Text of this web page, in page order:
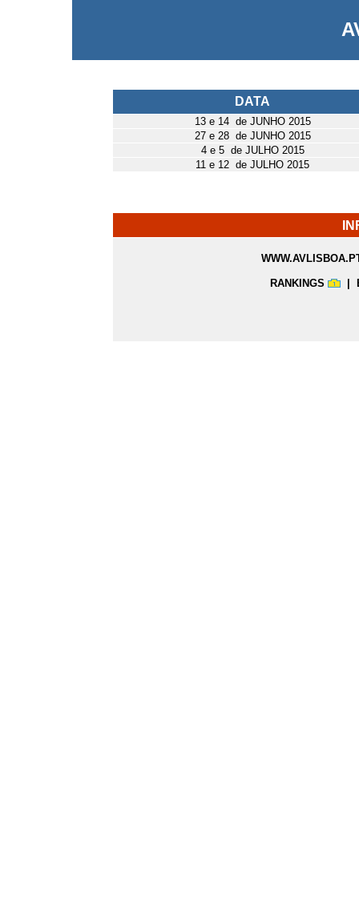
DATA
13 e 14 de JUNHO 2015
27 e 28 de JUNHO 2015
4 e 5 de JULHO 2015
11 e 12 de JULHO 2015
RANKINGS |